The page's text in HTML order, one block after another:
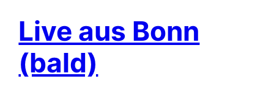
Live aus Bonn
(bald)